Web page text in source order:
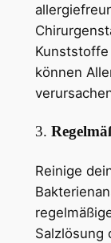
können
3.
Reinige
Salzlösung